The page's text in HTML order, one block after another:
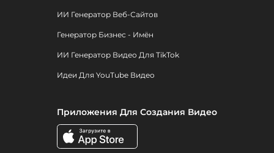
ИИ Генератор Веб-Сайтов
Генератор Бизнес - Имён
ИИ Генератор Видео Для TikTok
Идеи Для YouTube Видео
Приложения Для Создания Видео